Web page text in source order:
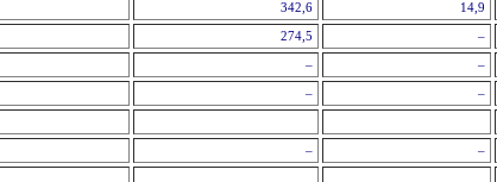
342,6 14,9
274,5 –
– –
– –
– –